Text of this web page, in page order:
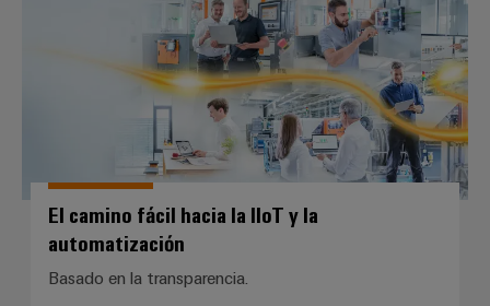
El camino fácil hacia la IIoT y la
automatización
Basado en la transparencia.